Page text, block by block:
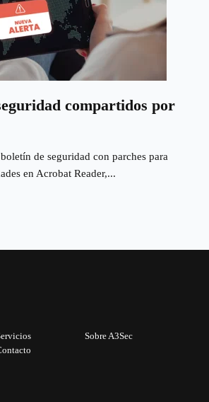
compartidos por
de seguridad con parches para
en Acrobat Reader,...
Sobre A3Sec